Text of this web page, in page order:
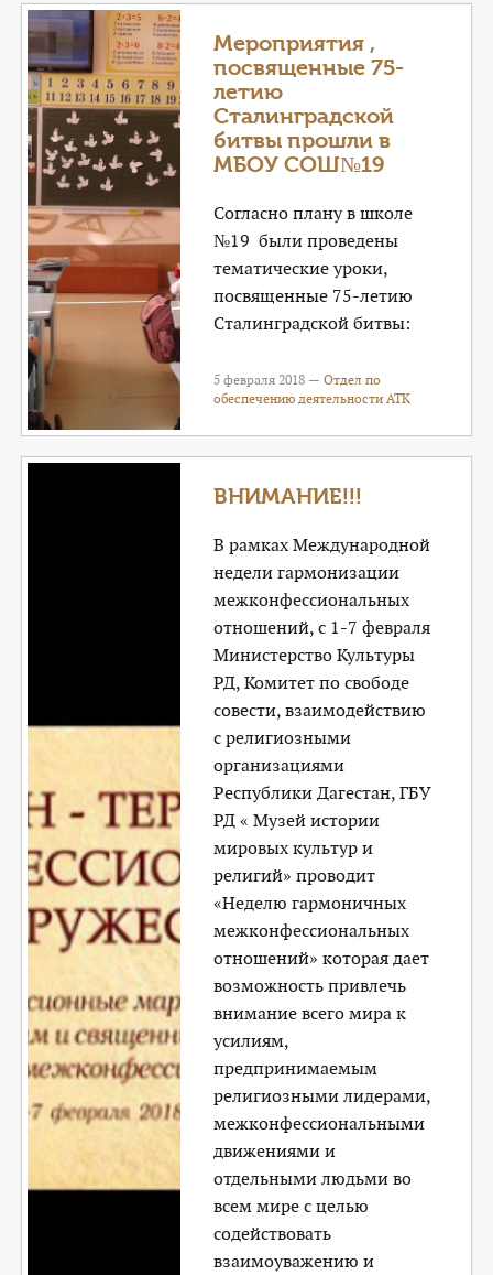
Мероприятия ,
посвященные 75-
летию
Сталинградской
битвы прошли в
МБОУ СОШ№19
Согласно плану в школе
№19 были проведены
тематические уроки,
посвященные 75-летию
Сталинградской битвы:
5 февраля 2018 —Отдел по
обеспечению деятельности АТК
ВНИМАНИЕ!!!
В рамках Международной
недели гармонизации
межконфессиональных
отношений, с 1-7 февраля
Министерство Культуры
РД, Комитет по свободе
совести, взаимодействию
с религиозными
организациями
Республики Дагестан, ГБУ
РД « Музей истории
мировых культур и
религий» проводит
«Неделю гармоничных
межконфессиональных
отношений» которая дает
возможность привлечь
внимание всего мира к
усилиям,
предпринимаемым
религиозными лидерами,
межконфессиональными
движениями и
отдельными людьми во
всем мире с целью
содействовать
взаимоуважению и